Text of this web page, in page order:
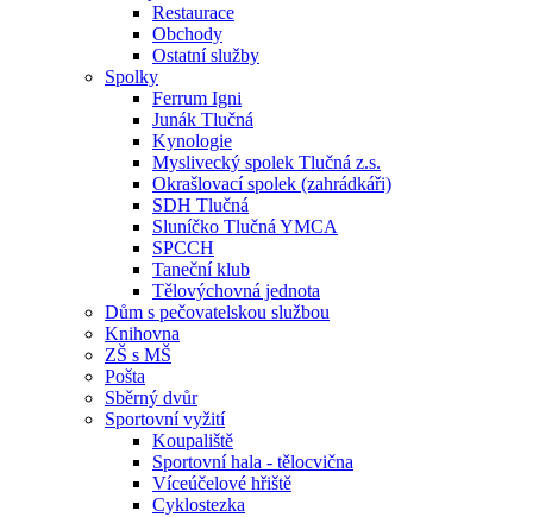
Restaurace
Obchody
Ostatní služby
Spolky
Ferrum Igni
Junák Tlučná
Kynologie
Myslivecký spolek Tlučná z.s.
Okrašlovací spolek (zahrádkáři)
SDH Tlučná
Sluníčko Tlučná YMCA
SPCCH
Taneční klub
Tělovýchovná jednota
Dům s pečovatelskou službou
Knihovna
ZŠ s MŠ
Pošta
Sběrný dvůr
Sportovní vyžití
Koupaliště
Sportovní hala - tělocvična
Víceúčelové hřiště
Cyklostezka